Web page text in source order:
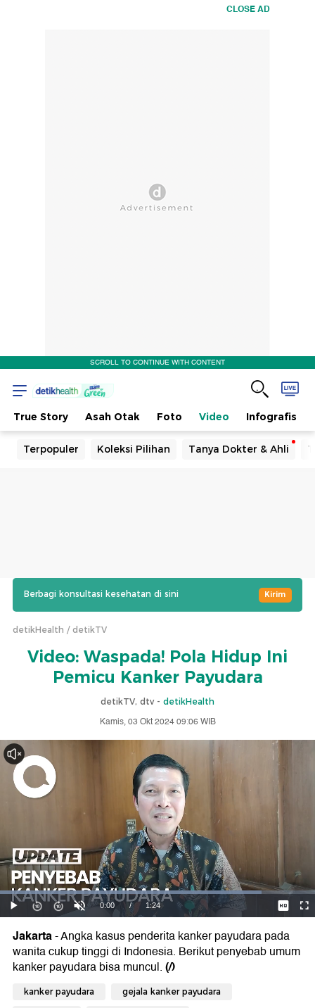
CLOSE AD
SCROLL TO CONTINUE WITH CONTENT
True Story Asah Otak Foto Video Infografis
Terpopuler Koleksi Pilihan Tanya Dokter & Ahli
Berbagi konsultasi kesehatan di sini Kirim
detikHealth detikTV
Video: Waspada! Pola Hidup Ini
Pemicu Kanker Payudara
detikTV, dtv - detikHealth
Kamis, 03 Okt 2024 09:06 WIB
Jakarta- Angka kasus penderita kanker payudara pada
wanita cukup tinggi di Indonesia. Berikut penyebab umum
kanker payudara bisa muncul.(/)
kanker payudara gejala kanker payudara